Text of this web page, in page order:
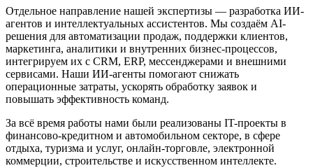
Отдельное направление нашей экспертизы — разработка ИИ-
агентов и интеллектуальных ассистентов. Мы создаём AI-
решения для автоматизации продаж, поддержки клиентов,
маркетинга, аналитики и внутренних бизнес-процессов,
интегрируем их с CRM, ERP, мессенджерами и внешними
сервисами. Наши ИИ-агенты помогают снижать
операционные затраты, ускорять обработку заявок и
повышать эффективность команд.
За всё время работы нами были реализованы IT-проекты в
финансово-кредитном и автомобильном секторе, в сфере
отдыха, туризма и услуг, онлайн-торговле, электронной
коммерции, строительстве и искусственном интеллекте.